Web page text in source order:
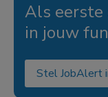
Als eerste
in jouw
Stel JobAlert